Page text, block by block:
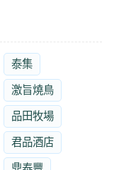
泰集
激旨燒鳥
品田牧場
君品酒店